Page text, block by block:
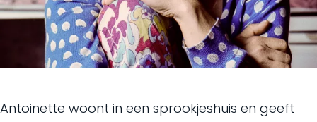
Antoinette woont in een sprookjeshuis en geeft